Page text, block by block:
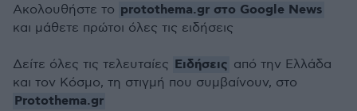
Ακολουθήστε το protothema.gr στο Google News
και μάθετε πρώτοι όλες τις ειδήσεις
Δείτε όλες τις τελευταίες Ειδήσεις από την Ελλάδα
και τον Κόσμο, τη στιγμή που συμβαίνουν, στο
Protothema.gr